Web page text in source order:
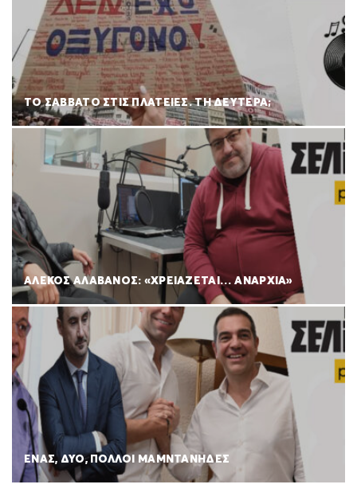
ΤΟ ΣΑΒΒΑΤΟ ΣΤΙΣ ΠΛΑΤΕΙΕΣ. ΤΗ ΔΕΥΤΕΡΑ;
ΑΛΕΚΟΣ ΑΛΑΒΑΝΟΣ: «ΧΡΕΙΑΖΕΤΑΙ… ΑΝΑΡΧΙΑ»
ΕΝΑΣ, ΔΥΟ, ΠΟΛΛΟΙ ΜΑΜΝΤΑΝΗΔΕΣ